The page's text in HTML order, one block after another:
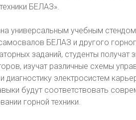
БЕЛАЗ».
универсальным учебным
БЕЛАЗ и другого
заданий, студенты получат
изучат различные схемы
диагностику электросистем
будут соответствовать
горной техники.